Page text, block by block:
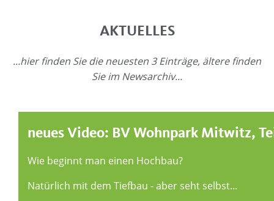
AKTUELLES
...hier finden Sie die neuesten 3 Einträge, ältere finden
Sie im Newsarchiv...
neues Video: BV Wohnpark Mitwitz,
Wie beginnt man einen Hochbau?
Natürlich mit dem Tiefbau - aber seht selbst...